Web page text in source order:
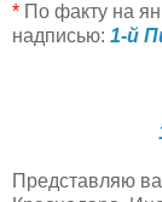
* По факту на
надписью: 1-й
Представляю